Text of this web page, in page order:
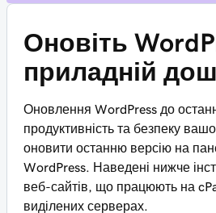
Оновіть
приладній
Оновлення WordPress до
продуктивність та безпеку
оновити останню версію на
WordPress. Наведені нижче
веб-сайтів, що працюють на
виділених серверах.